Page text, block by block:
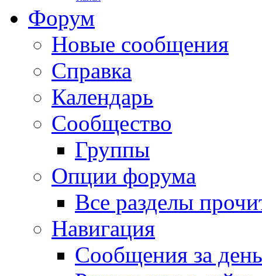
Форум
Новые сообщения
Справка
Календарь
Сообщество
Группы
Опции форума
Все разделы
Навигация
Сообщения за день